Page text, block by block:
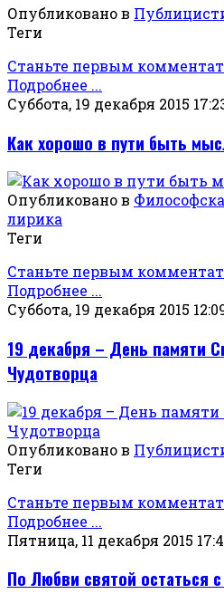
Опубликовано в
Теги
Станьте первым
Подробнее ...
Суббота, 19 декабря 2015
Как хорошо в пути быть
Опубликовано в
лирика
Теги
Станьте первым
Подробнее ...
Суббота, 19 декабря 2015
19 декабря – День памяти
Чудотворца
Опубликовано в
Теги
Станьте первым
Подробнее ...
Пятница, 11 декабря 2015
По Любви святой остаться